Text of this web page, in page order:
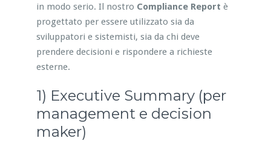
in modo serio. Il nostro Compliance Report è
progettato per essere utilizzato sia da
sviluppatori e sistemisti, sia da chi deve
prendere decisioni e rispondere a richieste
esterne.
1) Executive Summary (per
management e decision
maker)